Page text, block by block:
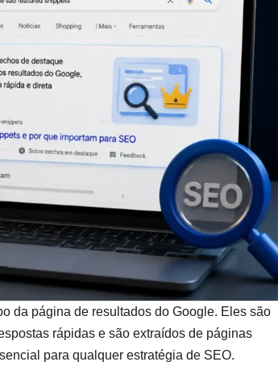
da página de resultados do Google. Eles são
rápidas e são extraídos de páginas
para qualquer estratégia de SEO.